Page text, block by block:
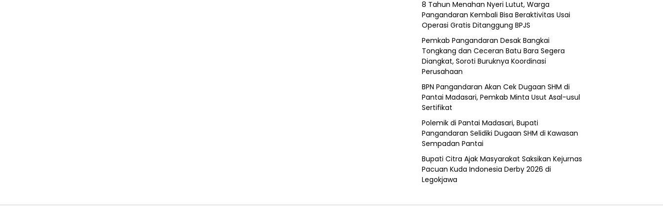
8 Tahun Menahan Nyeri Lutut, Warga
Pangandaran Kembali Bisa Beraktivitas Usai
Operasi Gratis Ditanggung BPJS
Pemkab Pangandaran Desak Bangkai
Tongkang dan Ceceran Batu Bara Segera
Diangkat, Soroti Buruknya Koordinasi
Perusahaan
BPN Pangandaran Akan Cek Dugaan SHM di
Pantai Madasari, Pemkab Minta Usut Asal-usul
Sertifikat
Polemik di Pantai Madasari, Bupati
Pangandaran Selidiki Dugaan SHM di Kawasan
Sempadan Pantai
Bupati Citra Ajak Masyarakat Saksikan Kejurnas
Pacuan Kuda Indonesia Derby 2026 di
Legokjawa